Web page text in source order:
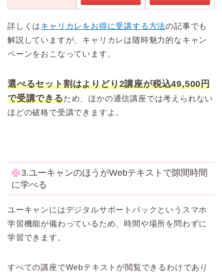
詳しくはキャリカレをお得に受講する方法の記事でも
解説していますが、キャリカレは随時魅力的なキャン
ペーンをおこなっています。
選べるセット割はよりどり2講座が税込49,500円
で受講できるため、ほかの通信講座では考えられない
ほどの破格で受講できますよ。
3.ユーキャンのほうがWebテキストで隙間時間
に学べる
ユーキャンにはデジタルサポートパックというスマホ
学習機能が備わっているため、時間や場所を問わずに
学習できます。
すべての講座でWebテキストが閲覧できるわけであり